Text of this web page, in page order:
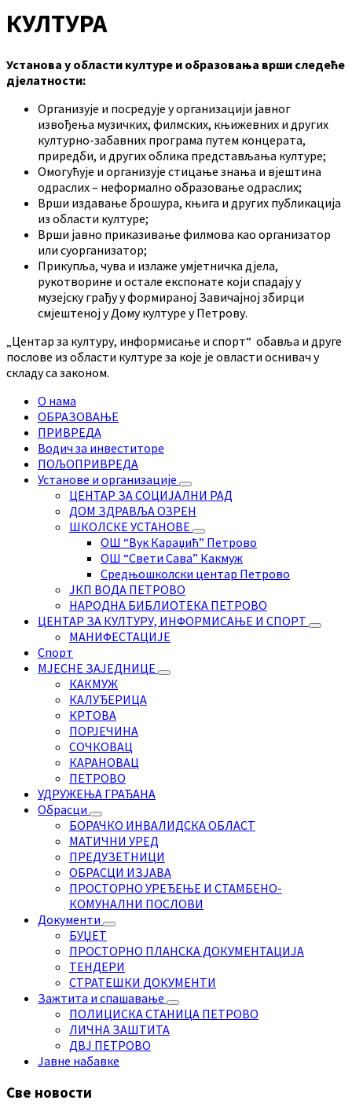
КУЛТУРА
Установа у области културе и образовања врши следеће
дјелатности:
Организује и посредује у организацији јавног
извођења музичких, филмских, књижевних и других
културно-забавних програма путем концерата,
приредби, и других облика представљања културе;
Омогућује и организује стицање знања и вјештина
одраслих – неформално образовање одраслих;
Врши издавање брошура, књига и других публикација
из области културе;
Врши јавно приказивање филмова као организатор
или суорганизатор;
Прикупља, чува и излаже умјетничка дјела,
рукотворине и остале експонате који спадају у
музејску грађу у формираној Завичајној збирци
смјештеној у Дому културе у Петрову.
„Центар за културу, информисање и спорт“ обавља и друге
послове из области културе за које је овласти оснивач у
складу са законом.
О нама
ОБРАЗОВАЊЕ
ПРИВРЕДА
Водич за инвеститоре
ПОЉОПРИВРЕДА
Установе и организације
ЦЕНТАР ЗА СОЦИЈАЛНИ РАД
ДОМ ЗДРАВЉА ОЗРЕН
ШКОЛСКЕ УСТАНОВЕ
ОШ “Вук Караџић” Петрово
ОШ “Свети Сава” Какмуж
Средњошколски центар Петрово
ЈКП ВОДА ПЕТРОВО
НАРОДНА БИБЛИОТЕКА ПЕТРОВО
ЦЕНТАР ЗА КУЛТУРУ, ИНФОРМИСАЊЕ И СПОРТ
МАНИФЕСТАЦИЈЕ
Спорт
МЈЕСНЕ ЗАЈЕДНИЦЕ
КАКМУЖ
КАЛУЂЕРИЦА
КРТОВА
ПОРЈЕЧИНА
СОЧКОВАЦ
КАРАНОВАЦ
ПЕТРОВО
УДРУЖЕЊА ГРАЂАНА
Обрасци
БОРАЧКО ИНВАЛИДСКА ОБЛАСТ
МАТИЧНИ УРЕД
ПРЕДУЗЕТНИЦИ
ОБРАСЦИ ИЗЈАВА
ПРОСТОРНО УРЕЂЕЊЕ И СТАМБЕНО-
КОМУНАЛНИ ПОСЛОВИ
Документи
БУЏЕТ
ПРОСТОРНО ПЛАНСКА ДОКУМЕНТАЦИЈА
ТЕНДЕРИ
СТРАТЕШКИ ДОКУМЕНТИ
Зажтита и спашавање
ПОЛИЦИСКА СТАНИЦА ПЕТРОВО
ЛИЧНА ЗАШТИТА
ДВЈ ПЕТРОВО
Јавне набавке
Све новости